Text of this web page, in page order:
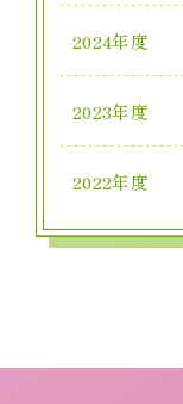
2024年度
2023年度
2022年度